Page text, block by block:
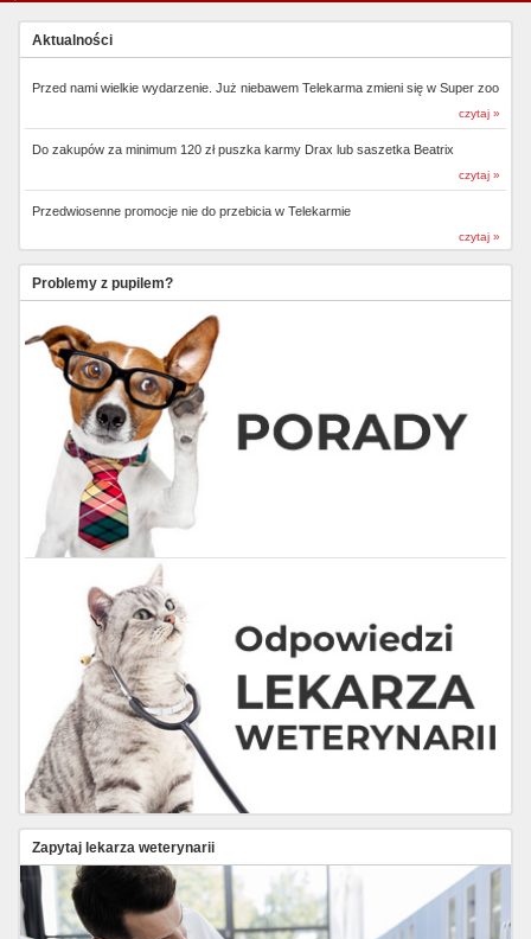
Aktualności
Przed nami wielkie wydarzenie. Już niebawem Telekarma zmieni się w Super zoo
czytaj »
Do zakupów za minimum 120 zł puszka karmy Drax lub saszetka Beatrix
czytaj »
Przedwiosenne promocje nie do przebicia w Telekarmie
czytaj »
Problemy z pupilem?
Zapytaj lekarza weterynarii